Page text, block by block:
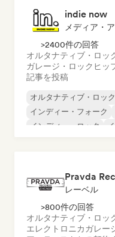
indie now
メディア・
>2400件の回答
オルタナティブ・ロッ
ガレージ・ロック ヒッ
記事を投稿
オルタナティブ・ロック
インディー・フォーク
インディー・ロック
Pravda
レーベル
>800件の回答
オルタナティブ・ロッ
エレクトロニカガレー